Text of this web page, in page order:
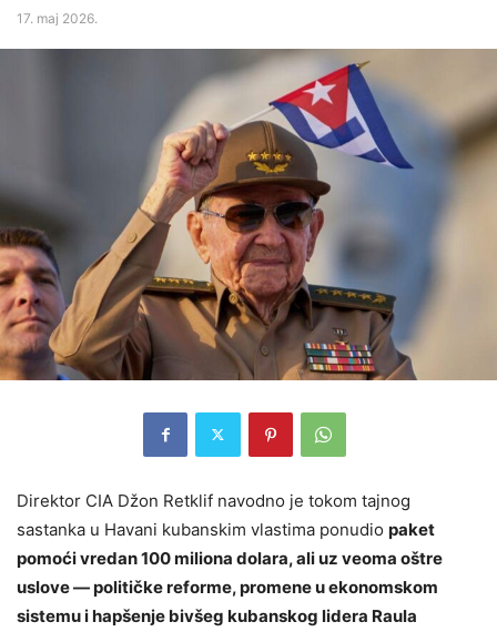
17. maj 2026.
Direktor CIA Džon Retklif navodno je tokom tajnog
sastanka u Havani kubanskim vlastima ponudio paket
pomoći vredan 100 miliona dolara, ali uz veoma oštre
uslove — političke reforme, promene u ekonomskom
sistemu i hapšenje bivšeg kubanskog lidera Raula